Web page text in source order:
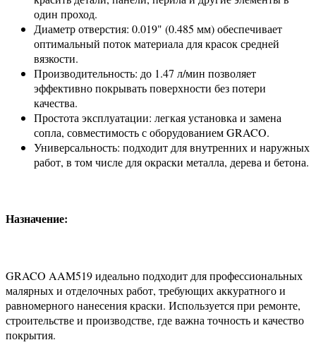
один проход.
Диаметр отверстия: 0.019" (0.485 мм) обеспечивает
оптимальный поток материала для красок средней
вязкости.
Производительность: до 1.47 л/мин позволяет
эффективно покрывать поверхности без потери
качества.
Простота эксплуатации: легкая установка и замена
сопла, совместимость с оборудованием GRACO.
Универсальность: подходит для внутренних и наружных
работ, в том числе для окраски металла, дерева и бетона.
Назначение:
GRACO AAM519 идеально подходит для профессиональных
малярных и отделочных работ, требующих аккуратного и
равномерного нанесения краски. Используется при ремонте,
строительстве и производстве, где важна точность и качество
покрытия.